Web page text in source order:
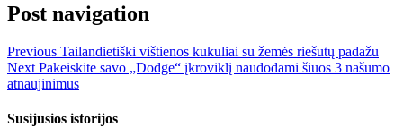
Post navigation
Previous Tailandietiški vištienos kukuliai su žemės riešutų padažu
Next Pakeiskite savo „Dodge“ įkroviklį naudodami šiuos 3 našumo
atnaujinimus
Susijusios istorijos